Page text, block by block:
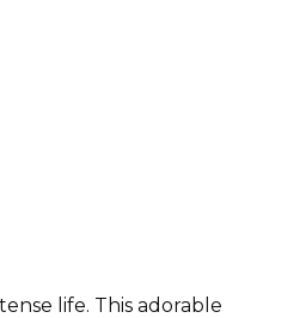
life. This adorable